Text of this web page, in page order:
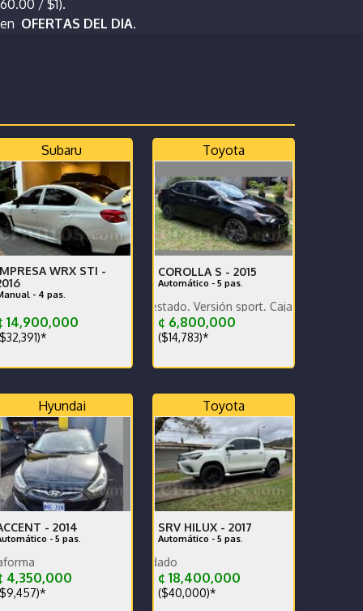
/ $1).
OFERTAS DEL DIA.
Caja en perfecto estado
Subaru
WRX STI -
- 4 pas.
14,900,000
Toyota
COROLLA S - 2015
Automático - 5 pas.
en excelente estado. Versión sport. Caja sétima
¢ 6,800,000
($14,783)*
Hyundai
- 2014
- 5 pas.
Nunca trabajado en plataforma
4,350,000
Toyota
SRV HILUX - 2017
Automático - 5 pas.
¢ 18,400,000
($40,000)*